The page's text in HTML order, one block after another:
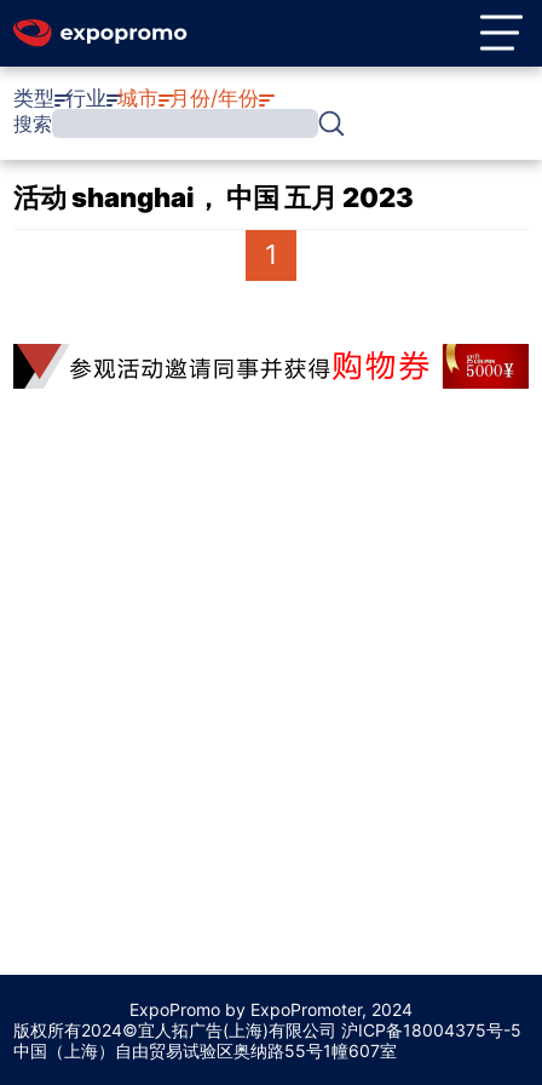
类型 行业 城市 月份/年份
搜索
活动 shanghai， 中国 五月 2023
1
ExpoPromo by ExpoPromoter, 2024
版权所有2024©宜人拓广告(上海)有限公司 沪ICP备18004375号-5
中国（上海）自由贸易试验区奥纳路55号1幢607室